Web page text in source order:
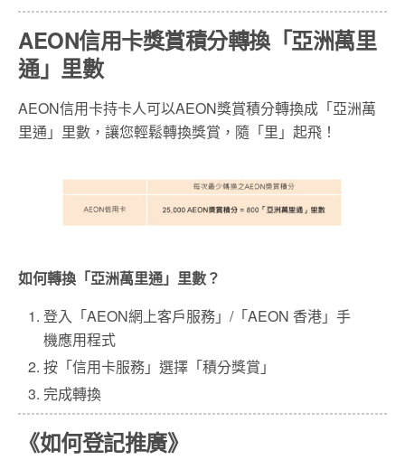
AEON信用卡獎賞積分轉換「亞洲萬里
通」里數
AEON信用卡持卡人可以AEON獎賞積分轉換成「亞洲萬
里通」里數，讓您輕鬆轉換獎賞，隨「里」起飛！
如何轉換「亞洲萬里通」里數？
登入「AEON網上客戶服務」/「AEON 香港」手
機應用程式
按「信用卡服務」選擇「積分獎賞」
完成轉換
《如何登記推廣》